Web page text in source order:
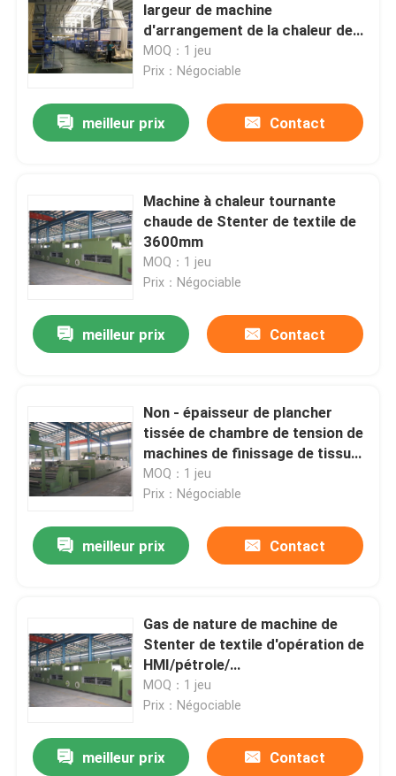
Maison
largeur de machine
d'arrangement de la chaleur de
tissu/de refroidissement à l'air
ouverts tricotés
MOQ：1 jeu
Prix：Négociable
meilleur prix Contact
Machine à chaleur tournante
chaude de Stenter de textile de
3600mm
MOQ：1 jeu
Prix：Négociable
meilleur prix Contact
Non - épaisseur de plancher
tissée de chambre de tension de
machines de finissage de tissu
librement 80mm
MOQ：1 jeu
Prix：Négociable
meilleur prix Contact
Gas de nature de machine de
Stenter de textile d'opération de
HMI/pétrole/
électricité/chauffage de vapeur
MOQ：1 jeu
Prix：Négociable
meilleur prix Contact